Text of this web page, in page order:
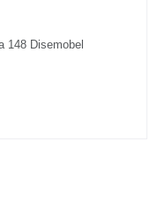
Disemobel